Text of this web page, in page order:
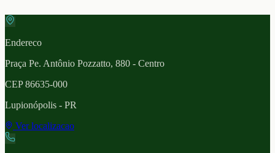
Endereco
Praça Pe. Antônio Pozzatto, 880 - Centro
CEP86635-000
Lupionópolis - PR
Ver localizacao